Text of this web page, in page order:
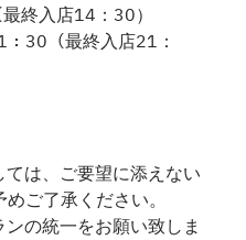
終入店14：30）
30（最終入店21：
は、ご要望に添えない
ご了承ください。
の統一をお願い致しま